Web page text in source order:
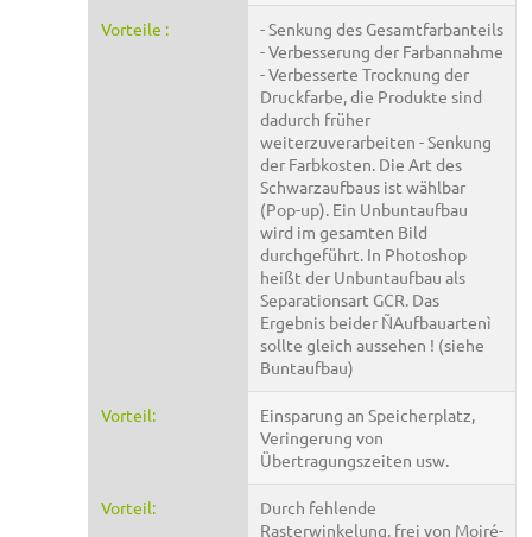
Vorteile :
- Senkung des Gesamtfarbanteils
- Verbesserung der Farbannahme
- Verbesserte Trocknung der
Druckfarbe, die Produkte sind
dadurch früher
weiterzuverarbeiten - Senkung
der Farbkosten. Die Art des
Schwarzaufbaus ist wählbar
(Pop-up). Ein Unbuntaufbau
wird im gesamten Bild
durchgeführt. In Photoshop
heißt der Unbuntaufbau als
Separationsart GCR. Das
Ergebnis beider ÑAufbauartenì
sollte gleich aussehen ! (siehe
Buntaufbau)
Vorteil:
Einsparung an Speicherplatz,
Veringerung von
Übertragungszeiten usw.
Vorteil:
Durch fehlende
Rasterwinkelung, frei von Moiré-